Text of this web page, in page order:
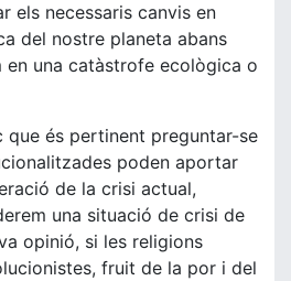
els necessaris canvis en
del nostre planeta abans
en una catàstrofe ecològica o
que és pertinent preguntar-se
poden aportar
de la crisi actual,
una situació de crisi de
opinió, si les religions
fruit de la por i del